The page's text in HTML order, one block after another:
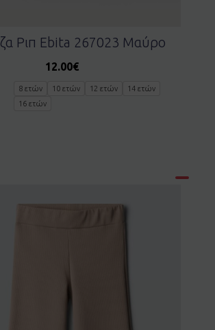
Ριπ Ebita 267023 Μαύρο
12.00€
8 ετών 10 ετών 12 ετών
14 ετών
16 ετών